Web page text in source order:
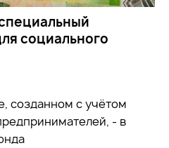
социального
созданном с учётом
- в